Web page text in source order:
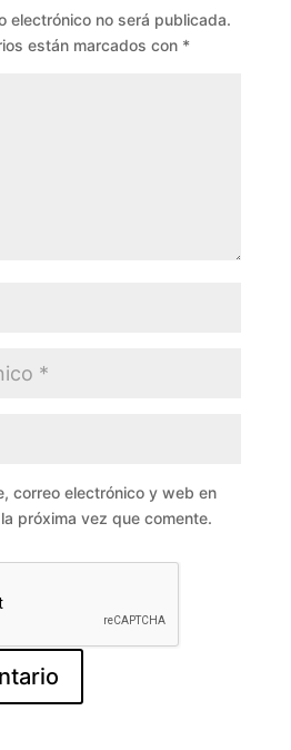
electrónico no será publicada.
están marcados con *
correo electrónico y web en
próxima vez que comente.